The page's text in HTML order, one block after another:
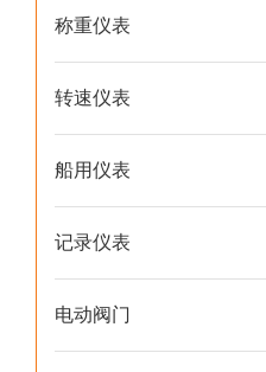
称重仪表
转速仪表
船用仪表
记录仪表
电动阀门